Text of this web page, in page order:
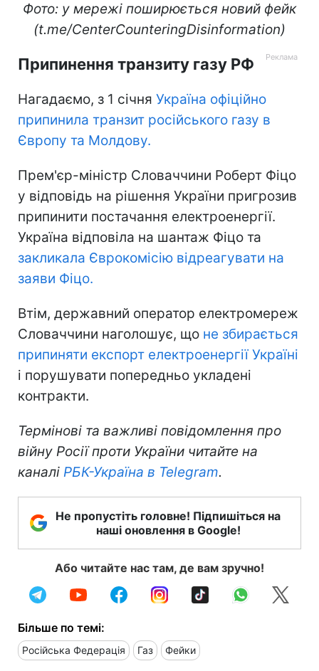
Фото: у мережі поширюється новий фейк
(t.me/CenterCounteringDisinformation)
Припинення транзиту газу РФ
Нагадаємо, з 1 січня Україна офіційно
припинила транзит російського газу в
Європу та Молдову.
Прем'єр-міністр Словаччини Роберт Фіцо
у відповідь на рішення України пригрозив
припинити постачання електроенергії.
Україна відповіла на шантаж Фіцо та
закликала Єврокомісію відреагувати на
заяви Фіцо.
Втім, державний оператор електромереж
Словаччини наголошує, що не збирається
припиняти експорт електроенергії Україні
і порушувати попередньо укладені
контракти.
Термінові та важливі повідомлення про
війну Росії проти України читайте на
каналі РБК-Україна в Telegram.
Не пропустіть головне! Підпишіться на
наші оновлення в Google!
Або читайте нас там, де вам зручно!
Більше по темі:
Російська Федерація Газ Фейки